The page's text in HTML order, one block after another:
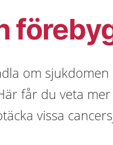
om
får du veta
vissa